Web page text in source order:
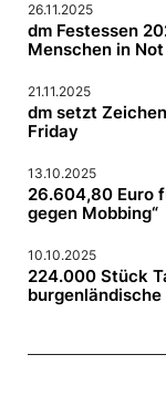
26.11.2025
dm Festessen
Menschen in Not
21.11.2025
dm setzt
Friday
13.10.2025
26.604,80 Euro
gegen Mobbing“
10.10.2025
224.000 Stück